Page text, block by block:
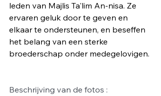
leden van Majlis Ta'lim An-nisa. Ze
ervaren geluk door te geven en
elkaar te ondersteunen, en beseffen
het belang van een sterke
broederschap onder medegelovigen.
Beschrijving van de fotos :